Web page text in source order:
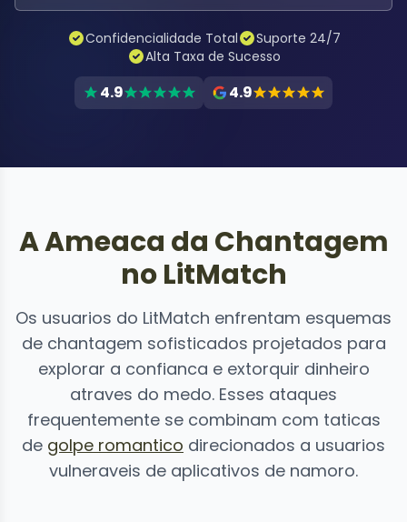
Confidencialidade Total
Suporte 24/7
Alta Taxa de Sucesso
4.9 4.9
A Ameaca da Chantagem
no LitMatch
Os usuarios do LitMatch enfrentam esquemas
de chantagem sofisticados projetados para
explorar a confianca e extorquir dinheiro
atraves do medo. Esses ataques
frequentemente se combinam com taticas
de golpe romantico direcionados a usuarios
vulneraveis de aplicativos de namoro.